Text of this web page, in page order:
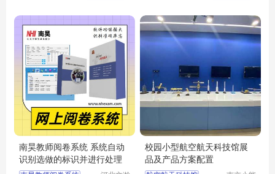
计算机阅卷系统
南昊教师阅卷系统 系统自动
识别选做的标识并进行处理
校园小型航空航天科技馆展
品及产品方案配置